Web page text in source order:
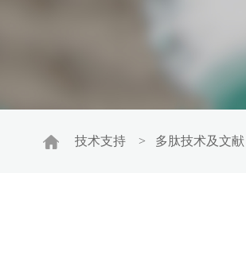
技术支持 > 多肽技术及文献